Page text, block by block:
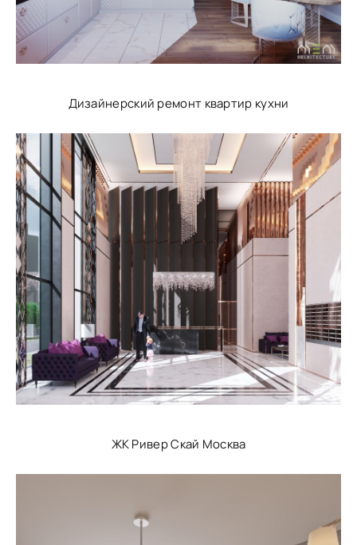
Дизайнерский ремонт квартир кухни
ЖК Ривер Скай Москва